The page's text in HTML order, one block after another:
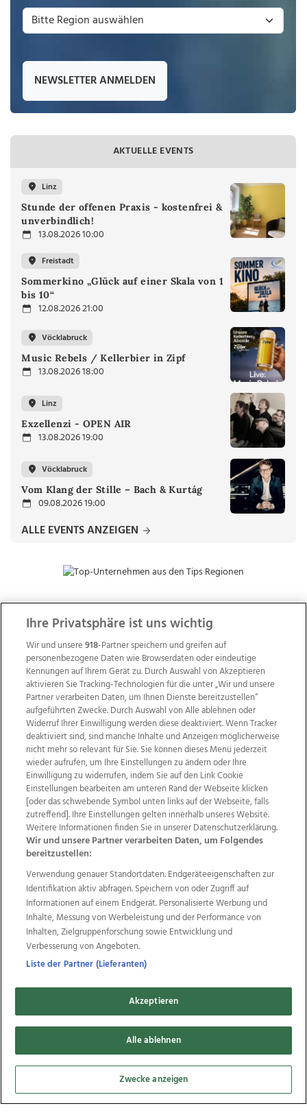
NEWSLETTER ANMELDEN
AKTUELLE EVENTS
Linz
Stunde der offenen Praxis - kostenfrei &
unverbindlich!
13.08.2026 10:00
Freistadt
Sommerkino „Glück auf einer Skala von 1
bis 10“
12.08.2026 21:00
Vöcklabruck
Music Rebels / Kellerbier in Zipf
13.08.2026 18:00
Linz
Exzellenzi - OPEN AIR
13.08.2026 19:00
Vöcklabruck
Vom Klang der Stille – Bach & Kurtág
09.08.2026 19:00
ALLE EVENTS ANZEIGEN
ZUR NACHRICHTENÜBERSICHT
Wir über uns Mediadaten Kontakt
Jobs
Datenschutz
Impressum
AGB Anzeigekunden
AGB Website
Ehrenkodex Politische Werbung
Weitere Angebote des Medienhauses Wimmer
TV1 di-mog-i.at OÖNow
Ischler Woche
Life Radio
OÖNachrichten
OÖN Immobilien
OÖN Karriere
OÖN Reise
Regionaljobs
wasistlos.at
Copyrights © 2026 Tips Zeitungs GmbH & Co KG
developed by11x11.net
Cookie Einstellungen bearbeiten
Ihre Privatsphäre ist uns wichtig
Wir und unsere918-Partner speichern und greifen auf
personenbezogene Daten wie Browserdaten oder eindeutige
Kennungen auf Ihrem Gerät zu. Durch Auswahl von Akzeptieren
aktivieren Sie Tracking-Technologien für die unter „Wir und unsere
Partner verarbeiten Daten, um Ihnen Dienste bereitzustellen“
aufgeführten Zwecke. Durch Auswahl von Alle ablehnen oder
Widerruf Ihrer Einwilligung werden diese deaktiviert. Wenn Tracker
deaktiviert sind, sind manche Inhalte und Anzeigen möglicherweise
nicht mehr so relevant für Sie. Sie können dieses Menü jederzeit
wieder aufrufen, um Ihre Einstellungen zu ändern oder Ihre
Einwilligung zu widerrufen, indem Sie auf den Link Cookie
Einstellungen bearbeiten am unteren Rand der Webseite klicken
[oder das schwebende Symbol unten links auf der Webseite, falls
zutreffend]. Ihre Einstellungen gelten innerhalb unseres Website.
Weitere Informationen finden Sie in unserer Datenschutzerklärung.
Wir und unsere Partner verarbeiten Daten, um Folgendes
bereitzustellen:
Verwendung genauer Standortdaten. Endgeräteeigenschaften zur
Identifikation aktiv abfragen. Speichern von oder Zugriff auf
Informationen auf einem Endgerät. Personalisierte Werbung und
Inhalte, Messung von Werbeleistung und der Performance von
Inhalten, Zielgruppenforschung sowie Entwicklung und
Verbesserung von Angeboten.
Liste der Partner (Lieferanten)
Akzeptieren
Alle ablehnen
Zwecke anzeigen